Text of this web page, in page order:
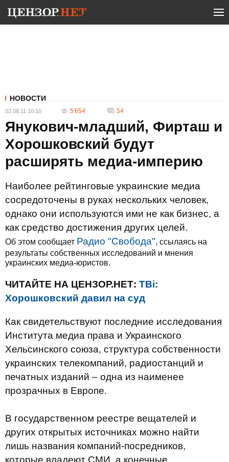
НОВОСТИ
02.08.11 10:10 5 654 54
Янукович-младший, Фирташ и
Хорошковский будут
расширять медиа-империю
Наиболее рейтинговые украинские медиа
сосредоточены в руках нескольких человек,
однако они используются ими не как бизнес, а
как средство достижения других целей.
Об этом сообщает Радио "Свобода", ссылаясь на
результаты собственных исследований и мнения
украинских медиа-юристов.
ЧИТАЙТЕ НА ЦЕНЗОР.НЕТ: ТВi:
Хорошковский давил на суд
Как свидетельствуют последние исследования
Института медиа права и Украинского
Хельсинского союза, структура собственности
украинских телекомпаний, радиостанций и
печатных изданий – одна из наименее
прозрачных в Европе.
В государственном реестре вещателей и
других открытых источниках можно найти
лишь названия компаний-посредников,
которые владеют СМИ, а конечные